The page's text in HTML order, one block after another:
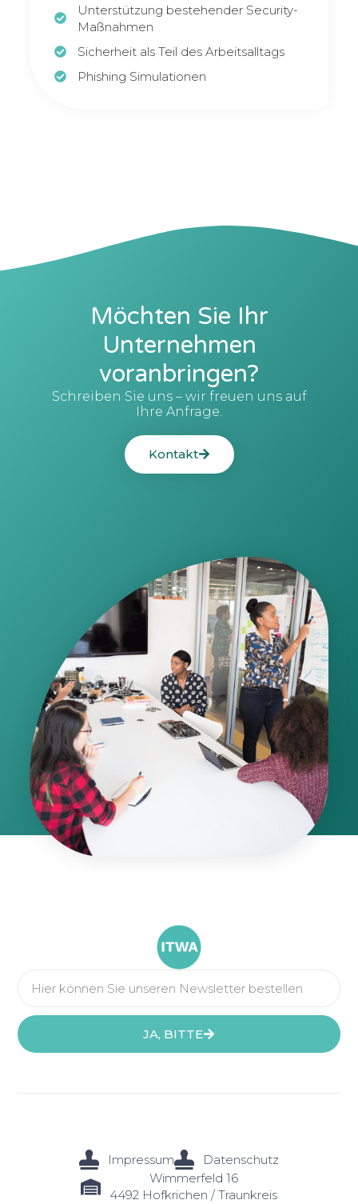
Unterstützung bestehender Security-
Maßnahmen
Sicherheit als Teil des Arbeitsalltags
Phishing Simulationen
Möchten Sie Ihr
Unternehmen
voranbringen?
Schreiben Sie uns – wir freuen uns auf
Ihre Anfrage.
Kontakt
JA, BITTE
Impressum
Datenschutz
Wimmerfeld 16
4492 Hofkrichen / Traunkreis